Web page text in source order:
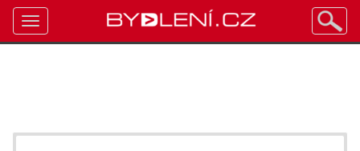
Toggle
navigation